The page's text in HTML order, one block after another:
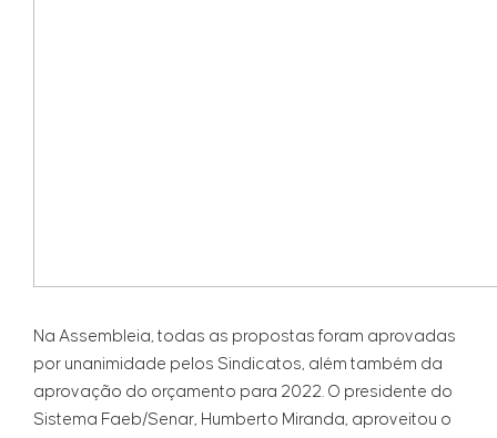
Na Assembleia, todas as propostas foram aprovadas
por unanimidade pelos Sindicatos, além também da
aprovação do orçamento para 2022. O presidente do
Sistema Faeb/Senar, Humberto Miranda, aproveitou o